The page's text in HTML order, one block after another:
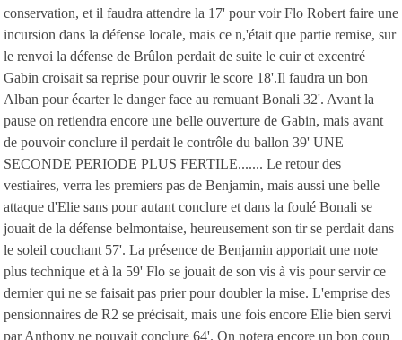
conservation, et il faudra attendre la 17' pour voir Flo Robert faire une
incursion dans la défense locale, mais ce n,'était que partie remise, sur
le renvoi la défense de Brûlon perdait de suite le cuir et excentré
Gabin croisait sa reprise pour ouvrir le score 18'.Il faudra un bon
Alban pour écarter le danger face au remuant Bonali 32'. Avant la
pause on retiendra encore une belle ouverture de Gabin, mais avant
de pouvoir conclure il perdait le contrôle du ballon 39' UNE
SECONDE PERIODE PLUS FERTILE....... Le retour des
vestiaires, verra les premiers pas de Benjamin, mais aussi une belle
attaque d'Elie sans pour autant conclure et dans la foulé Bonali se
jouait de la défense belmontaise, heureusement son tir se perdait dans
le soleil couchant 57'. La présence de Benjamin apportait une note
plus technique et à la 59' Flo se jouait de son vis à vis pour servir ce
dernier qui ne se faisait pas prier pour doubler la mise. L'emprise des
pensionnaires de R2 se précisait, mais une fois encore Elie bien servi
par Anthony ne pouvait conclure 64'. On notera encore un bon coup